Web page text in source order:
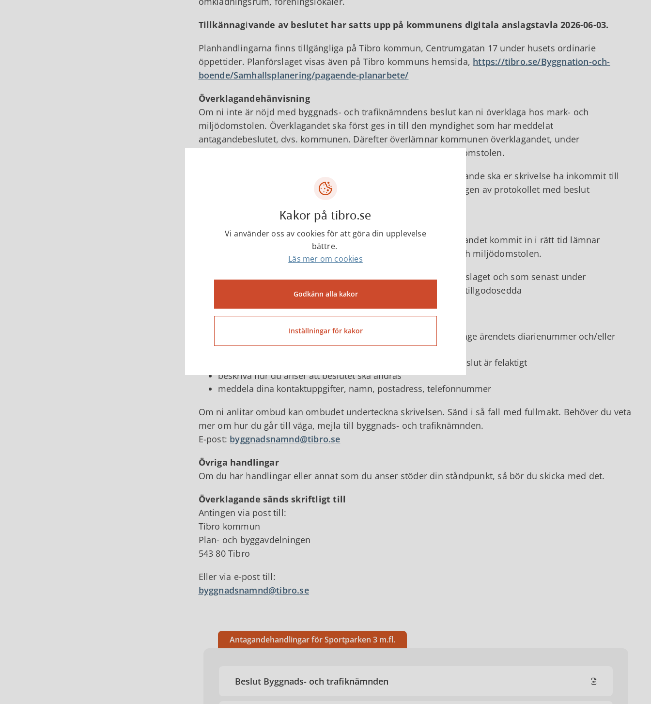
Tillkännagivande av beslutet har satts upp på kommunens digitala anslagstavla 2026-06-03.
Planhandlingarna finns tillgängliga på Tibro kommun, Centrumgatan 17 under husets ordinarie
öppettider. Planförslaget visas även på Tibro kommuns hemsida, https://tibro.se/Byggnation-och-
boende/Samhallsplanering/pagaende-planarbete/
Överklagandehänvisning
Om ni inte är nöjd med byggnads- och trafiknämndens beslut kan ni överklaga hos mark- och
miljödomstolen. Överklagandet ska först ges in till den myndighet som har meddelat
antagandebeslutet, dvs. kommunen. Därefter överlämnar kommunen överklagandet, under
förutsättning att det har inkommit i rätt tid, till mark och miljödomstolen.
För att mark- och miljödomstolen ska kunna ta upp ert överklagande ska er skrivelse ha inkommit till
Tibro kommun senast 3 veckor från den
, då justeringen av protokollet med beslut
Senaste dag för överklagande
Senaste dag för överklagande är den24 juni 2026. Har överklagandet kommit in i rätt tid lämnar
kommunen överklagandet och handlingar i ärendet till mark- och miljödomstolen.
Beslutet får dock överklagas endast av den som är berörd av förslaget och som senast under
granskningstiden skriftligen framfört synpunkter som inte blivit tillgodosedda
I skrivelsen ska du
tala om vilket beslut du överklagar, till exempel genom att ange ärendets diarienummer och/eller
planbeteckning
berätta varför du anser att byggnads- och trafiknämndens beslut är felaktigt
beskriva hur du anser att beslutet ska ändras
meddela dina kontaktuppgifter, namn, postadress, telefonnummer
Om ni anlitar ombud kan ombudet underteckna skrivelsen. Sänd i så fall med fullmakt. Behöver du veta
mer om hur du går till väga, mejla till byggnads- och trafiknämnden.
E-post: byggnadsnamnd@tibro.se
Övriga handlingar
Om du har handlingar eller annat som du anser stöder din ståndpunkt, så bör du skicka med det.
Överklagande sänds skriftligt till
Antingen via post till:
Tibro kommun
Plan- och byggavdelningen
543 80 Tibro
Eller via e-post till:
byggnadsnamnd@tibro.se
Antagandehandlingar för Sportparken 3 m.fl.
Beslut Byggnads- och trafiknämnden
Kakor på tibro.se
Vi använder oss av cookies för att göra din upplevelse
bättre.
Läs mer om cookies
Godkänn alla kakor
Inställningar för kakor